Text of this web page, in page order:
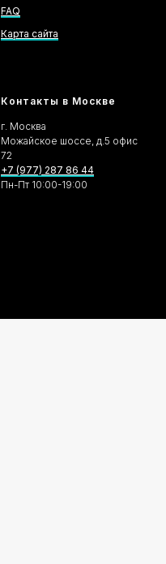
FAQ
Карта сайта
Контакты в Москве
г. Москва
Можайское шоссе, д.5 офис
72
+7 (977) 287 86 44
Пн-Пт 10:00-19:00